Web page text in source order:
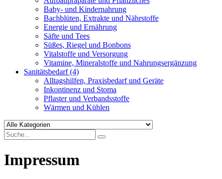
Baby- und Kindernahrung
Bachblüten, Extrakte und Nährstoffe
Energie und Ernährung
Säfte und Tees
Süßes, Riegel und Bonbons
Vitalstoffe und Versorgung
Vitamine, Mineralstoffe und Nahrungsergänzung
Sanitätsbedarf(4)
Alltagshilfen, Praxisbedarf und Geräte
Inkontinenz und Stoma
Pflaster und Verbandsstoffe
Wärmen und Kühlen
Impressum